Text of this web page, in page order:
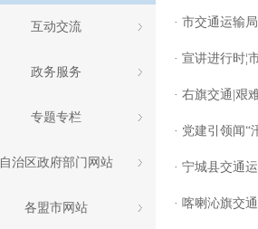
互动交流
政务服务
专题专栏
自治区政府部门网站
各盟市网站
· 市交通运输
· 宣讲进行时¦
· 右旗交通|艰
· 党建引领闻“
· 宁城县交通
· 喀喇沁旗交